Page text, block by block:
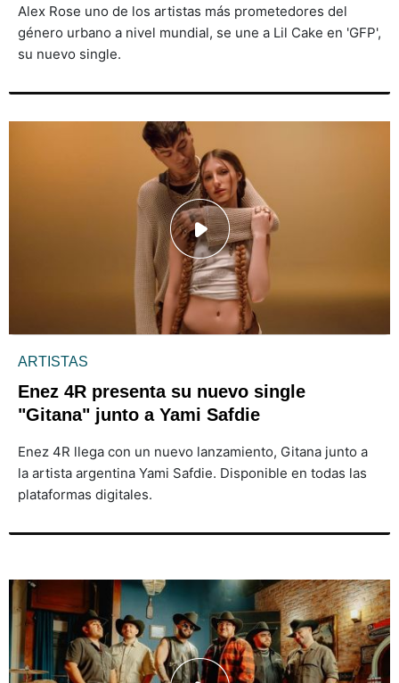
Alex Rose uno de los artistas más prometedores del
género urbano a nivel mundial, se une a Lil Cake en 'GFP',
su nuevo single.
ARTISTAS
Enez 4R presenta su nuevo single
"Gitana" junto a Yami Safdie
Enez 4R llega con un nuevo lanzamiento, Gitana junto a
la artista argentina Yami Safdie. Disponible en todas las
plataformas digitales.